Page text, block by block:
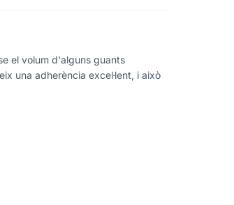
el volum d'alguns guants
una adherència excel·lent, i això